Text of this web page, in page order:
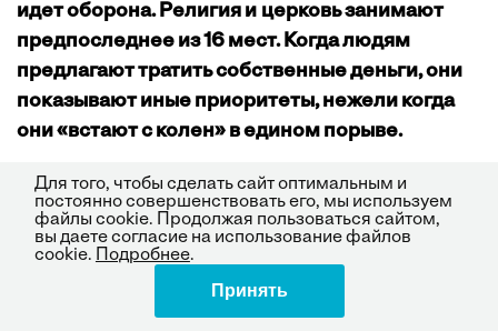
идет оборона. Религия и церковь занимают
предпоследнее из 16 мест. Когда людям
предлагают тратить собственные деньги, они
показывают иные приоритеты, нежели когда
они «встают с колен» в едином порыве.
Как можно оздоровить нашу налоговую
систему?
Страна сейчас в сложной ситуации: мы
Для того, чтобы сделать сайт оптимальным и
постоянно совершенствовать его, мы используем
файлы cookie. Продолжая пользоваться сайтом,
вы даете согласие на использование файлов
cookie.
Подробнее.
Принять